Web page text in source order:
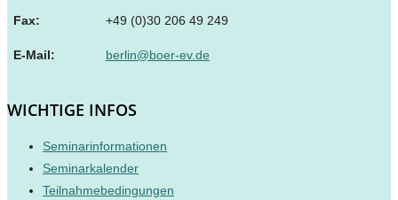
Fax: +49 (0)30 206 49 249
E-Mail: berlin@boer-ev.de
WICHTIGE INFOS
Seminarinformationen
Seminarkalender
Teilnahmebedingungen